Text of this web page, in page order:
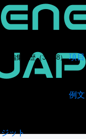
の編集履歴（34948） 項目
例文
ット